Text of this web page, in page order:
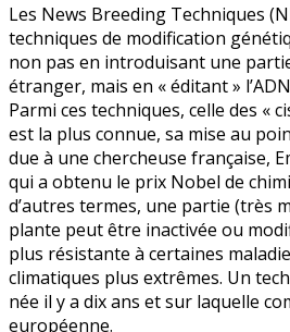
Les News Breeding Techniques
techniques de modification
non pas en introduisant une
étranger, mais en « éditant »
Parmi ces techniques, celle des «
est la plus connue, sa mise au
due à une chercheuse française,
qui a obtenu le prix Nobel de
d’autres termes, une partie (très
plante peut être inactivée ou
plus résistante à certaines
climatiques plus extrêmes. Un
née il y a dix ans et sur laquelle
européenne.